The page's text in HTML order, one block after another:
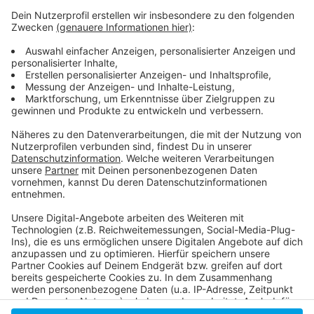
Die einen haben gefeiert, die anderen hätten gerne
etwas gefeiert und wieder andere haben sich selbst
entlassen, bevor es andere tun. Deutschland hat
gewählt - Friedrich Merz muss jetzt irgendwie eine
funktionierende Regierung auf die Beine stellen. Und
wenn wir doch eins aus den ganzen Schul- und
am besten mit einer WhatsApp-Gruppe.
Anzeige
Anzeige